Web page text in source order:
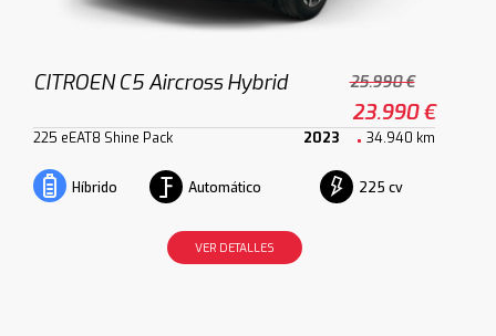
CITROEN C5 Aircross Hybrid 25.990 €
23.990 €
225 eEAT8 Shine Pack 2023 34.940 km
Híbrido Automático 225 cv
VER DETALLES